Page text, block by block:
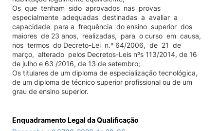
Os que tenham sido aprovados nas provas
especialmente adequadas destinadas a avaliar a
capacidade para a frequência do ensino superior dos
maiores de 23 anos, realizadas, para o curso em causa,
nos termos do Decreto-Lei n.º 64/2006, de 21 de
março, alterado pelos Decretos-Leis nºs 113/2014, de 16
de julho e 63 /2016, de 13 de setembro;
Os titulares de um diploma de especialização tecnológica,
de um diploma de técnico superior profissional ou de um
grau de ensino superior.
Enquadramento Legal da Qualificação